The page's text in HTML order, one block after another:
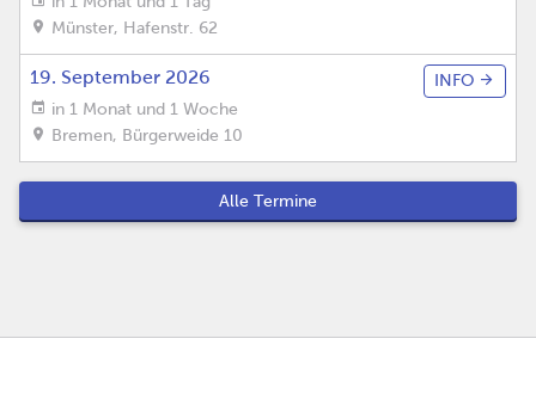
Münster, Hafenstr. 62
19. September 2026
in 1 Monat und 1 Woche
Bremen, Bürgerweide 10
INFO
Alle Termine